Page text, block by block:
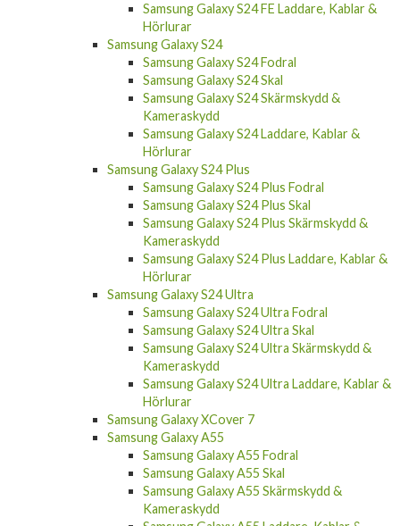
Samsung Galaxy S24 FE Laddare, Kablar &
Hörlurar
Samsung Galaxy S24
Samsung Galaxy S24 Fodral
Samsung Galaxy S24 Skal
Samsung Galaxy S24 Skärmskydd &
Kameraskydd
Samsung Galaxy S24 Laddare, Kablar &
Hörlurar
Samsung Galaxy S24 Plus
Samsung Galaxy S24 Plus Fodral
Samsung Galaxy S24 Plus Skal
Samsung Galaxy S24 Plus Skärmskydd &
Kameraskydd
Samsung Galaxy S24 Plus Laddare, Kablar &
Hörlurar
Samsung Galaxy S24 Ultra
Samsung Galaxy S24 Ultra Fodral
Samsung Galaxy S24 Ultra Skal
Samsung Galaxy S24 Ultra Skärmskydd &
Kameraskydd
Samsung Galaxy S24 Ultra Laddare, Kablar &
Hörlurar
Samsung Galaxy XCover 7
Samsung Galaxy A55
Samsung Galaxy A55 Fodral
Samsung Galaxy A55 Skal
Samsung Galaxy A55 Skärmskydd &
Kameraskydd